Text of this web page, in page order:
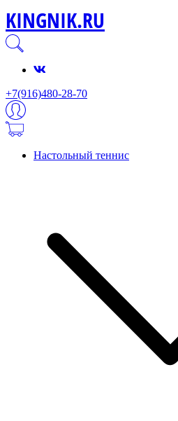
KINGNIK.RU
+7(916)480-28-70
Настольный теннис